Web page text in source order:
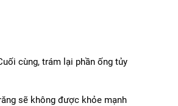
cùng, trám lại phần ống tủy
sẽ không được khỏe mạnh